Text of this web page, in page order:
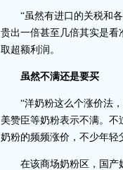
“虽然有进口的关税和各
贵出一倍甚至几倍其实是
取超额利润。
虽然不满还是要买
“洋奶粉这么个涨价法，
美赞臣等奶粉表示不满。
奶粉的频频涨价，不少年轻
在该商场奶粉区，国产奶